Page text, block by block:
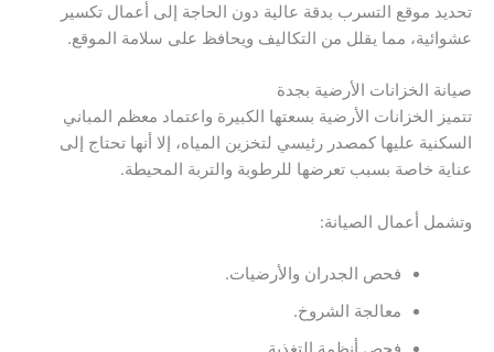
تحديد موقع التسرب بدقة عالية دون الحاجة إلى أعمال تكسير
عشوائية، مما يقلل من التكاليف ويحافظ على سلامة الموقع.
صيانة الخزانات الأرضية بجدة
تتميز الخزانات الأرضية بسعتها الكبيرة واعتماد معظم المباني
السكنية عليها كمصدر رئيسي لتخزين المياه، إلا أنها تحتاج إلى
عناية خاصة بسبب تعرضها للرطوبة والتربة المحيطة.
وتشمل أعمال الصيانة:
فحص الجدران والأرضيات.
معالجة الشروخ.